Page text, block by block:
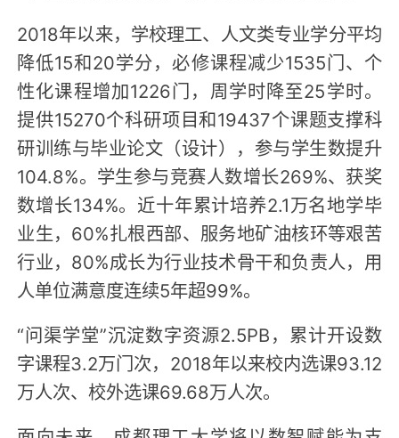
2018年以来，学校理工、人文类专业学分平均
降低15和20学分，必修课程减少1535门、个
性化课程增加1226门，周学时降至25学时。
提供15270个科研项目和19437个课题支撑科
研训练与毕业论文（设计），参与学生数提升
104.8%。学生参与竞赛人数增长269%、获奖
数增长134%。近十年累计培养2.1万名地学毕
业生，60%扎根西部、服务地矿油核环等艰苦
行业，80%成长为行业技术骨干和负责人，用
人单位满意度连续5年超99%。
“问渠学堂”沉淀数字资源2.5PB，累计开设数
字课程3.2万门次，2018年以来校内选课93.12
万人次、校外选课69.68万人次。